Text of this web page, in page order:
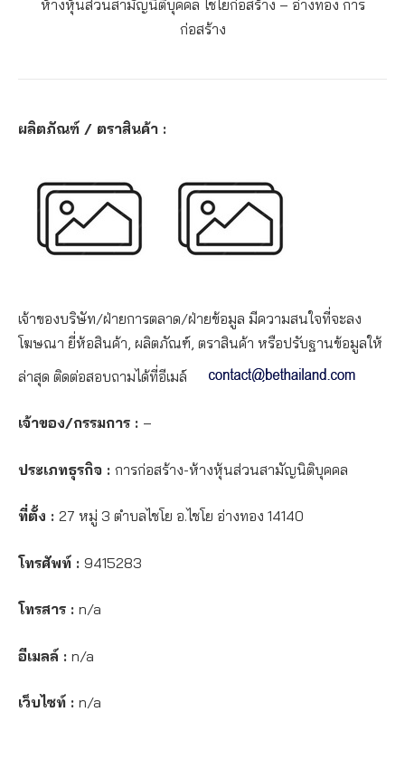
ห้างหุ้นส่วนสามัญนิติบุคคล ไชโยก่อสร้าง – อ่างทอง การ
ก่อสร้าง
ผลิตภัณฑ์ / ตราสินค้า :
เจ้าของบริษัท/ฝ่ายการตลาด/ฝ่ายข้อมูล มีความสนใจที่จะลง
โฆษณา ยี่ห้อสินค้า, ผลิตภัณฑ์, ตราสินค้า หรือปรับฐานข้อมูลให้
ล่าสุด ติดต่อสอบถามได้ที่อีเมล์
เจ้าของ/กรรมการ : –
ประเภทธุรกิจ : การก่อสร้าง-ห้างหุ้นส่วนสามัญนิติบุคคล
ที่ตั้ง : 27 หมู่ 3 ตำบลไชโย อ.ไชโย อ่างทอง 14140
โทรศัพท์ : 9415283
โทรสาร : n/a
อีเมลล์ : n/a
เว็บไซท์ : n/a